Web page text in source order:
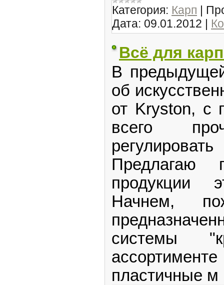
Категория: Карп |
Дата: 09.01.2012 |
Всё для
В
об
от Kryston, с
всего
Предлагаю
продукции
Начнем,
системы
пластичные м